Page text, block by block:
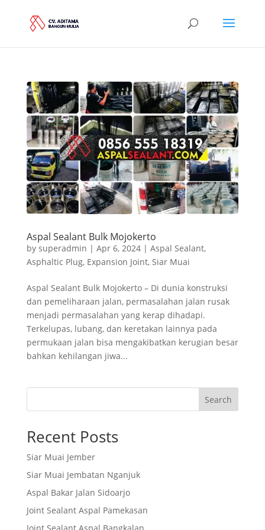
Aspal Sealant Bulk Mojokerto
by superadmin | Apr 6, 2024| Aspal Sealant,
Asphaltic Plug, Expansion Joint, Siar Muai
Aspal Sealant Bulk Mojokerto – Di dunia konstruksi
dan pemeliharaan jalan, permasalahan jalan rusak
menjadi permasalahan yang kerap dihadapi.
Terkelupas, lubang, dan keretakan lainnya pada
permukaan jalan bisa mengakibatkan kerugian besar
bahkan kehilangan jiwa...
Search
Recent Posts
Siar Muai Jember
Siar Muai Jembatan Nganjuk
Aspal Bakar Jalan Sidoarjo
Joint Sealant Aspal Pamekasan